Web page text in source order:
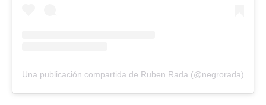
Una publicación compartida de Ruben Rada (@negrorada)